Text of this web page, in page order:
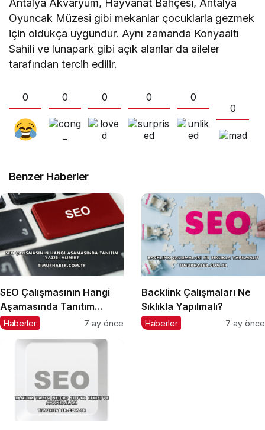
Antalya Akvaryum, Hayvanat Bahçesi, Antalya
Oyuncak Müzesi gibi mekanlar çocuklarla gezmek
için oldukça uygundur. Aynı zamanda Konyaaltı
Sahili ve lunapark gibi açık alanlar da aileler
tarafından tercih edilir.
0 0 0 0
0
0
Benzer Haberler
SEO Çalışmasının Hangi
Aşamasında Tanıtım
Yazısı Alınır?
Haberler 7 ay önce
Backlink Çalışmaları Ne
Sıklıkla Yapılmalı?
Haberler 7 ay önce